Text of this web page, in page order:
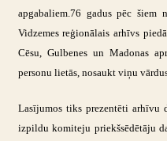
apgabaliem.76 gadus pēc šiem
Vidzemes reģionālais arhīvs
Cēsu, Gulbenes un Madonas
personu lietās, nosaukt viņu
Lasījumos tiks prezentēti arhīvu
izpildu komiteju priekšsēdētāju